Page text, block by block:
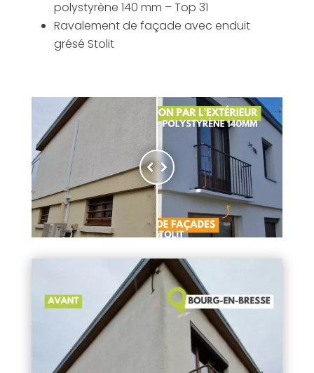
polystyrène 140 mm – Top 31
Ravalement de façade avec enduit
grésé Stolit